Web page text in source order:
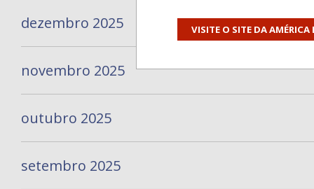
dezembro 2025 Atualizações da Política de
novembro 2025
outubro 2025
setembro 2025
VISITE O SITE DA